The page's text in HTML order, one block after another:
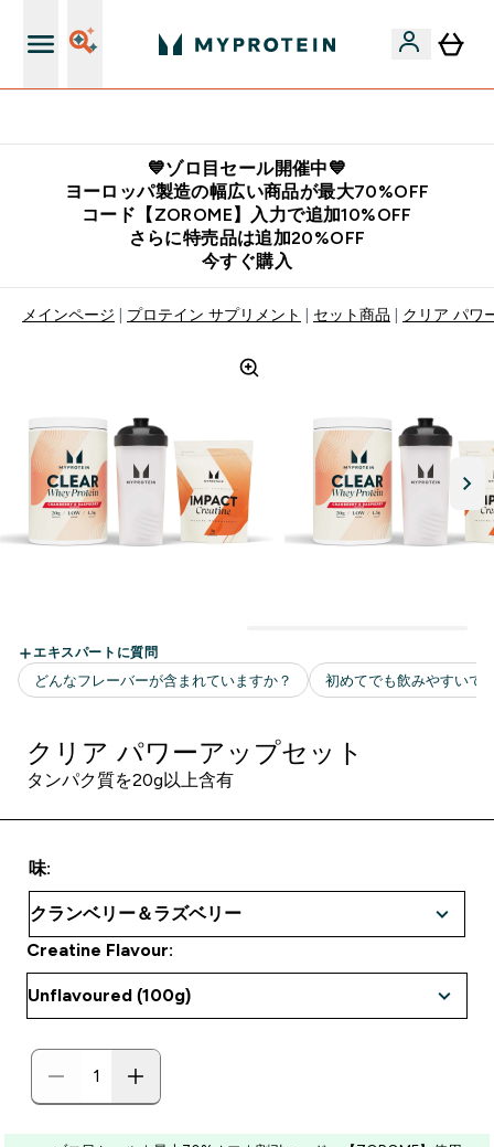
💙ゾロ目セール開催中💙
ヨーロッパ製造の幅広い商品が最大70%OFF
コード【ZOROME】入力で追加10%OFF
さらに特売品は追加20%OFF
今すぐ購入
メインページ プロテイン サプリメント セット商品 クリア パワ
クリア パワーアップセット
タンパク質を20g以上含有
味:
Creatine Flavour: